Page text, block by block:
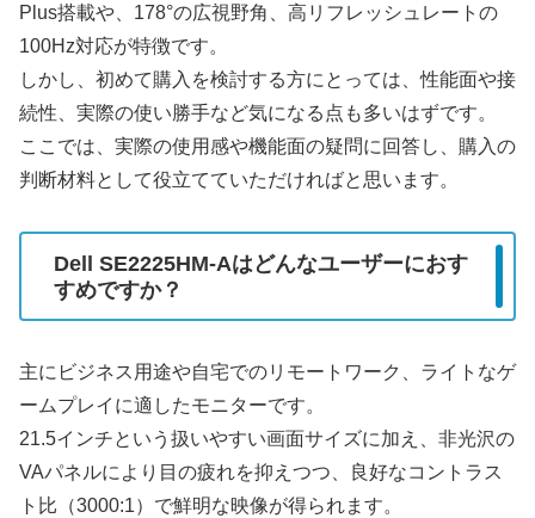
Plus搭載や、178°の広視野角、高リフレッシュレートの
100Hz対応が特徴です。
しかし、初めて購入を検討する方にとっては、性能面や接
続性、実際の使い勝手など気になる点も多いはずです。
ここでは、実際の使用感や機能面の疑問に回答し、購入の
判断材料として役立てていただければと思います。
Dell SE2225HM-Aはどんなユーザーにおす
すめですか？
主にビジネス用途や自宅でのリモートワーク、ライトなゲ
ームプレイに適したモニターです。
21.5インチという扱いやすい画面サイズに加え、非光沢の
VAパネルにより目の疲れを抑えつつ、良好なコントラス
ト比（3000:1）で鮮明な映像が得られます。